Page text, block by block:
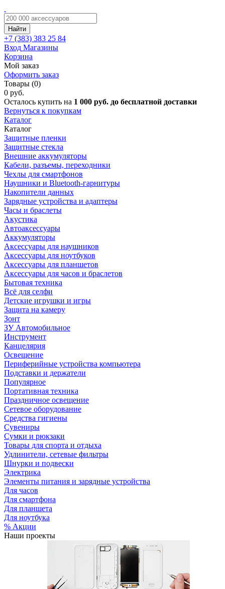
Найти
+7 (383) 383 25 84
Вход Магазины
Корзина
Мой заказ
Оформить заказ
Товары (0)
0 руб.
Осталось купить на 1 000 руб. до бесплатной доставки
Вернуться к покупкам
Каталог
Каталог
Защитные пленки
Защитные стекла
Внешние аккумуляторы
Кабели, разъемы, переходники
Чехлы для смартфонов
Наушники и Bluetooth-гарнитуры
Накопители данных
Зарядные устройства и адаптеры
Часы и браслеты
Акустика
Автоаксессуары
Аккумуляторы
Аксессуары для наушников
Аксессуары для ноутбуков
Аксессуары для планшетов
Аксессуары для часов и браслетов
Бытовая техника
Всё для селфи
Детские игрушки и игры
Защита на камеру
Зонт
ЗУ Автомобильное
Инструмент
Канцелярия
Освещение
Периферийные устройства компьютера
Подставки и держатели
Популярное
Портативная техника
Праздничное освещение
Сетевое оборудование
Средства гигиены
Сувениры
Сумки и рюкзаки
Товары для спорта и отдыха
Удлинители, сетевые фильтры
Шнурки и подвески
Электрика
Элементы питания и зарядные устройства
Для часов
Для смартфона
Для планшета
Для ноутбука
% Акции
Наши проекты